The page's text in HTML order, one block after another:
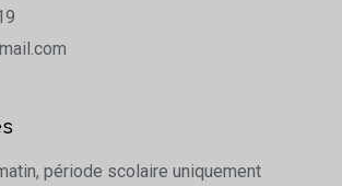
période scolaire uniquement